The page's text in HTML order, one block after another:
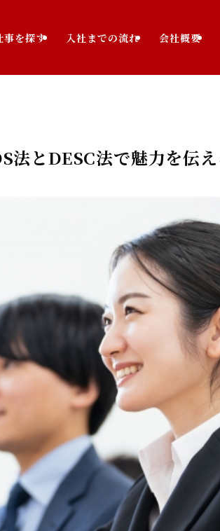
事を探す 入社までの流れ 会社概要
法とDESC法で魅力を伝